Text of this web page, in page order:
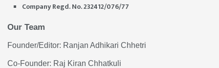
Company Regd. No. 232412/076/77
Our Team
Founder/Editor: Ranjan Adhikari Chhetri
Co-Founder: Raj Kiran Chhatkuli